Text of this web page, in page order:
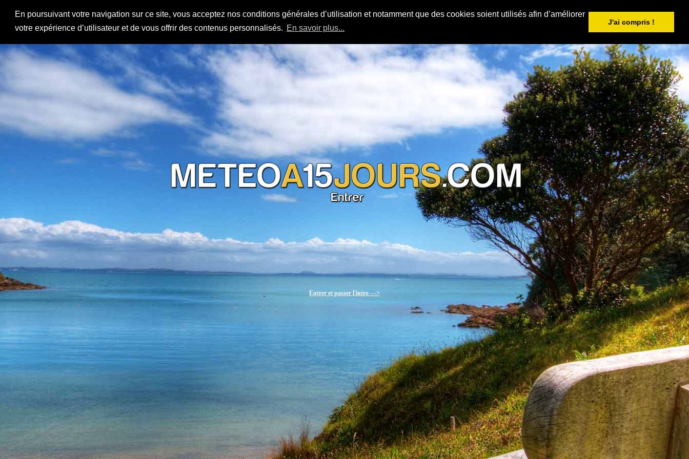
En poursuivant votre navigation sur ce site, vous acceptez nos conditions générales d’utilisation et notamment que des cookies soient utilisés afin d’améliorer
votre expérience d’utilisateur et de vous offrir des contenus personnalisés. En savoir plus...
J'ai compris !
Entrer et passer l'intro --->